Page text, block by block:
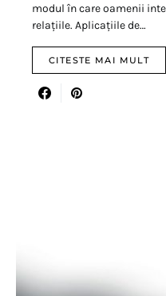
modul în care oamenii
relațiile. Aplicațiile de…
CITESTE MAI MULT